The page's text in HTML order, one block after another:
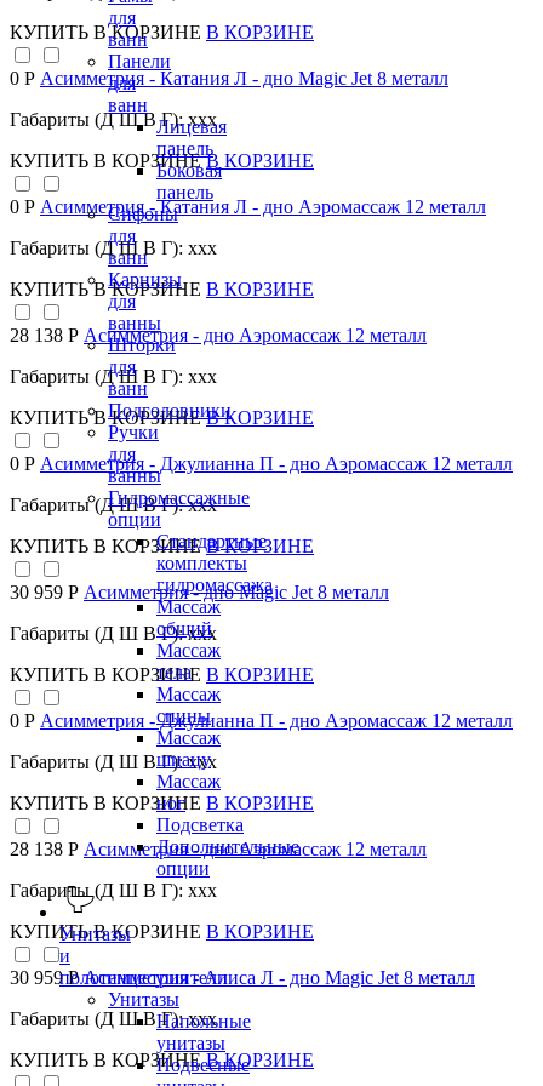
для
ванн
Панели
для
ванн
Лицевая
панель
Боковая
панель
Сифоны
для
ванн
Карнизы
для
ванны
Шторки
для
ванн
Подголовники
Ручки
для
ванны
Гидромассажные
опции
Стандартные
комплекты
гидромассажа
Массаж
общий
Массаж
тела
Массаж
спины
Массаж
шиацу
Массаж
ног
Подсветка
Дополнительные
опции
Унитазы
и
полотенцесушители
Унитазы
Напольные
унитазы
Подвесные
КУПИТЬ В КОРЗИНЕ В КОРЗИНЕ
0 Р Асимметрия - Катания Л - дно Magic Jet 8 металл
Габариты (Д Ш В Г): xxx
КУПИТЬ В КОРЗИНЕ В КОРЗИНЕ
0 Р Асимметрия - Катания Л - дно Аэромассаж 12 металл
Габариты (Д Ш В Г): xxx
КУПИТЬ В КОРЗИНЕ В КОРЗИНЕ
28 138 Р Асимметрия - дно Аэромассаж 12 металл
Габариты (Д Ш В Г): xxx
КУПИТЬ В КОРЗИНЕ В КОРЗИНЕ
0 Р Асимметрия - Джулианна П - дно Аэромассаж 12 металл
Габариты (Д Ш В Г): xxx
КУПИТЬ В КОРЗИНЕ В КОРЗИНЕ
30 959 Р Асимметрия - дно Magic Jet 8 металл
Габариты (Д Ш В Г): xxx
КУПИТЬ В КОРЗИНЕ В КОРЗИНЕ
0 Р Асимметрия - Джулианна П - дно Аэромассаж 12 металл
Габариты (Д Ш В Г): xxx
КУПИТЬ В КОРЗИНЕ В КОРЗИНЕ
28 138 Р Асимметрия - дно Аэромассаж 12 металл
Габариты (Д Ш В Г): xxx
КУПИТЬ В КОРЗИНЕ В КОРЗИНЕ
30 959 РАсимметрия - Алиса Л - дно Magic Jet 8 металл
Габариты (Д Ш В Г): xxx
КУПИТЬ В КОРЗИНЕ В КОРЗИНЕ